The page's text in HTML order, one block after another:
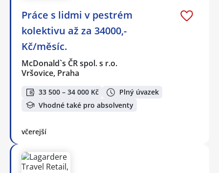
Práce s lidmi v pestrém
kolektivu až za 34000,-
Kč/měsíc.
McDonald`s ČR spol. s r.o.
Vršovice, Praha
33 500 – 34 000 Kč
Plný úvazek
Vhodné také pro absolventy
včerejší